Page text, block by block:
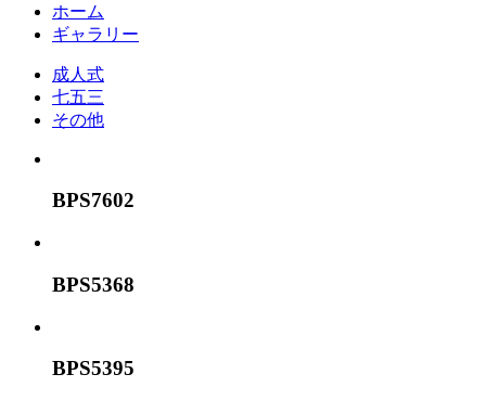
ホーム
ギャラリー
成人式
七五三
その他
BPS7602
BPS5368
BPS5395